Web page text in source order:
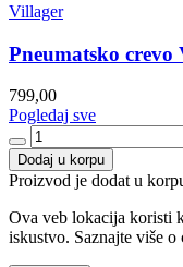
Villager
Pneumatsko
799,00
Pogledaj sve
Dodaj u korpu
Proizvod je dodat u
Ova veb lokacija koristi
iskustvo. Saznajte više